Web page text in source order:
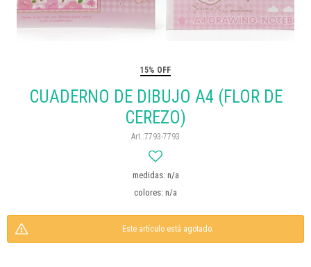
15% OFF
CUADERNO DE DIBUJO A4 (FLOR DE
CEREZO)
7793-7793
medidas: n/a
colores: n/a
Este artículo está agotado.